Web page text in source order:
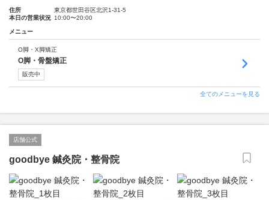
住所
東京都世田谷区北沢1-31-5
本日の営業状況 10:00〜20:00
メニュー
O脚・X脚矯正
O脚・骨盤矯正
販売中
全てのメニューを見る
店舗公式
goodbye 鍼灸院・整骨院